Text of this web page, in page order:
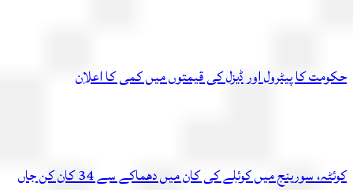
کا پیٹرول اور ڈیزل کی قیمتوں میں کمی کا اعلان
کوئٹہ، سورینج میں کوئلے کی کان میں دھماکے سے 34 کان کن جاں